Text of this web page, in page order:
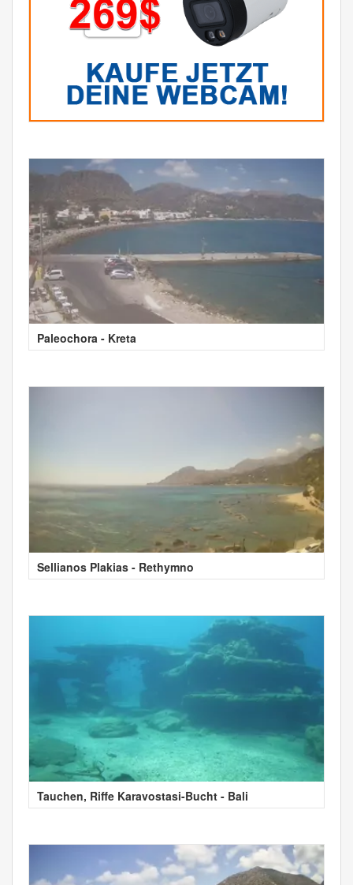
Paleochora - Kreta
Sellianos Plakias - Rethymno
Tauchen, Riffe Karavostasi-Bucht - Bali